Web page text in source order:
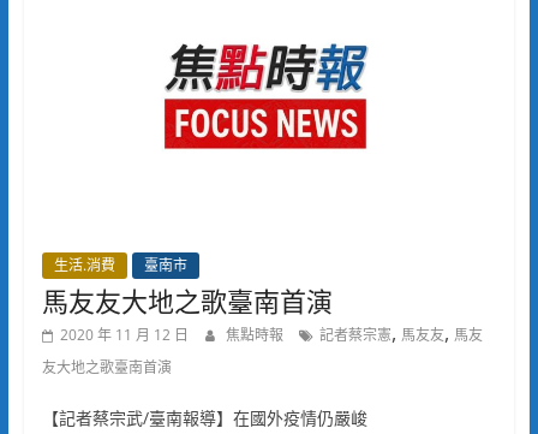
生活.消費 臺南市
馬友友大地之歌臺南首演
2020 年 11 月 12 日 焦點時報 記者蔡宗憲, 馬友友, 馬友
友大地之歌臺南首演
【記者蔡宗武/臺南報導】在國外疫情仍嚴峻